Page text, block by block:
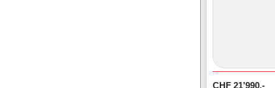
CHF 21’990.-